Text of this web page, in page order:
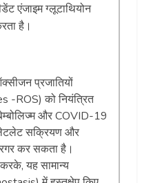
एंजाइम ग्लूटाथियोन
है।
प्रजातियों
-ROS) को नियंत्रित
और COVID-19
सक्रियण और
कर सकता है।
यह सामान्य